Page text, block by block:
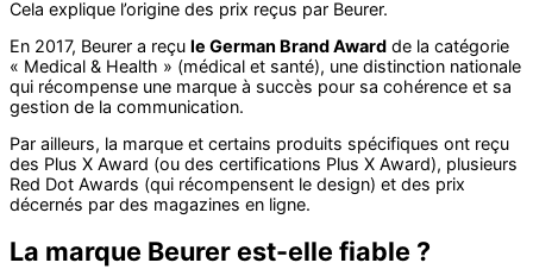
Cela explique l’origine des prix reçus par Beurer.
En 2017, Beurer a reçu le German Brand Award de la catégorie
« Medical & Health » (médical et santé), une distinction nationale
qui récompense une marque à succès pour sa cohérence et sa
gestion de la communication.
Par ailleurs, la marque et certains produits spécifiques ont reçu
des Plus X Award (ou des certifications Plus X Award), plusieurs
Red Dot Awards (qui récompensent le design) et des prix
décernés par des magazines en ligne.
La marque Beurer est-elle fiable ?